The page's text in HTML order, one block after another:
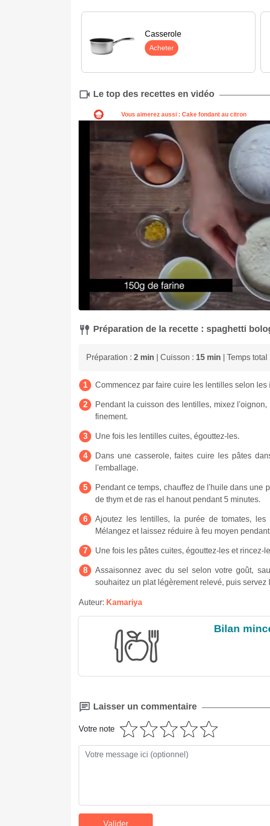
Casserole
Acheter
Le top des recettes en vidéo
Préparation de la recette : spaghetti
Préparation : 2 min | Cuisson : 15 min | Temps total
Commencez par faire cuire les lentilles selon
Pendant la cuisson des lentilles, mixez
finement.
Une fois les lentilles cuites, égouttez-les.
Dans une casserole, faites cuire les pâtes
l'emballage.
Pendant ce temps, chauffez de l'huile dans une
de thym et de ras el hanout pendant 5 minutes.
Ajoutez les lentilles, la purée de tomates,
Mélangez et laissez réduire à feu moyen
Une fois les pâtes cuites, égouttez-les et rincez-
Assaisonnez avec du sel selon votre goût,
souhaitez un plat légèrement relevé, puis
Auteur: Kamariya
Bilan
Laisser un commentaire
Votre note